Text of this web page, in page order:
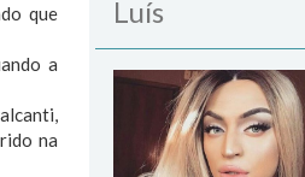
que
a
na
Luís